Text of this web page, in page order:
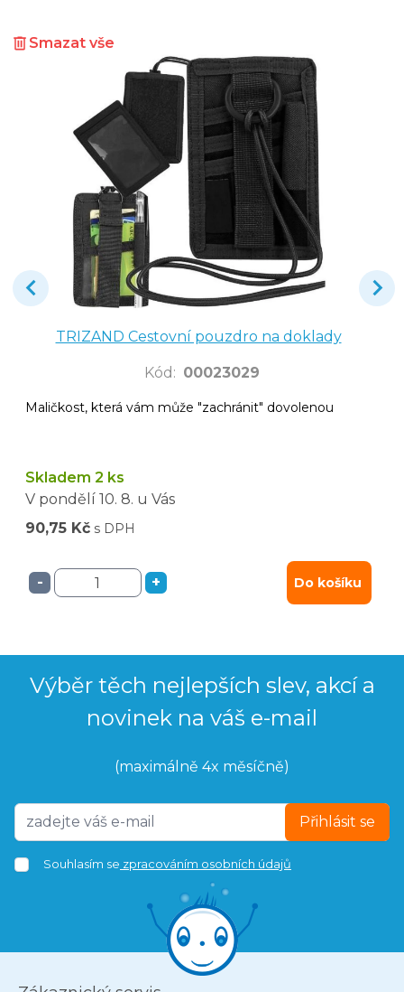
Smazat vše
TRIZAND Cestovní pouzdro na doklady
Kód : 00023029
Maličkost, která vám může "zachránit" dovolenou
Skladem 2 ks
V pondělí 10. 8. u Vás
90,75 Kč s DPH
- + Do košíku
Výběr těch nejlepších slev, akcí a
novinek na váš e-mail
(maximálně 4x měsíčně)
Přihlásit se
Souhlasím se zpracováním osobních údajů